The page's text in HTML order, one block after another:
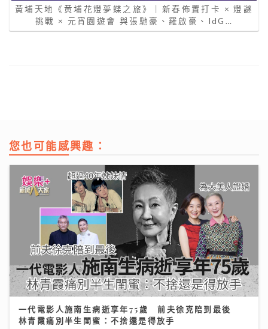
黃埔天地《黄埔花燈夢蝶之旅》｜新春佈置打卡 × 燈謎
挑戰 × 元宵園遊會 與張馳豪、羅啟豪、IdG…
您也可能感興趣：
一代電影人施南生病逝享年75歲 前夫徐克陪到最後
林青霞痛別半生閨蜜：不捨還是得放手